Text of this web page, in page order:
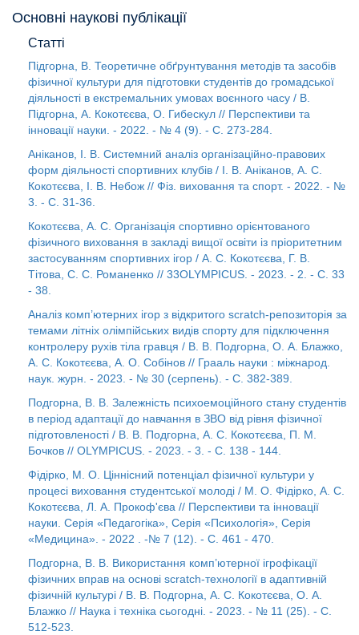
Основні наукові публікації
Статті
Підгорна, В. Теоретичне обґрунтування методів та засобів
фізичної культури для підготовки студентів до громадської
діяльності в екстремальних умовах воєнного часу / В.
Підгорна, А. Кокотєєва, О. Гибескул // Перспективи та
інновації науки. - 2022. - № 4 (9). - С. 273-284.
Аніканов, І. В. Системний аналіз організаційно-правових
форм діяльності спортивних клубів / І. В. Аніканов, А. С.
Кокотєєва, І. В. Небож // Фіз. виховання та спорт. - 2022. - №
3. - С. 31-36.
Кокотєєва, А. С. Організація спортивно орієнтованого
фізичного виховання в закладі вищої освіти із пріоритетним
застосуванням спортивних ігор / А. С. Кокотєєва, Г. В.
Тітова, С. С. Романенко // 33OLYMPICUS. - 2023. - 2. - С. 33
- 38.
Аналіз комп’ютерних ігор з відкритого scratch-репозиторія за
темами літніх олімпійських видів спорту для підключення
контролеру рухів тіла гравця / В. В. Подгорна, О. А. Блажко,
А. С. Кокотєєва, А. О. Собінов // Грааль науки : міжнарод.
наук. журн. - 2023. - № 30 (серпень). - С. 382-389.
Подгорна, В. В. Залежність психоемоційного стану студентів
в період адаптації до навчання в ЗВО від рівня фізичної
підготовленості / В. В. Подгорна, А. С. Кокотєєва, П. М.
Бочков // OLYMPICUS. - 2023. - 3. - С. 138 - 144.
Фідірко, М. О. Ціннісний потенціал фізичної культури у
процесі виховання студентської молоді / М. О. Фідірко, А. С.
Кокотєєва, Л. А. Прокоф'єва // Перспективи та інновації
науки. Серія «Педагогіка», Серія «Психологія», Серія
«Медицина». - 2022 . -№ 7 (12). - С. 461 - 470.
Подгорна, В. В. Використання комп’ютерної ігрофікації
фізичних вправ на основі scratch-технології в адаптивній
фізичній культурі / В. В. Подгорна, А. С. Кокотєєва, О. А.
Блажко // Наука і техніка сьогодні. - 2023. - № 11 (25). - С.
512-523.